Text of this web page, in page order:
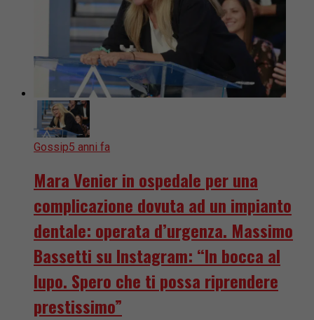
Gossip5 anni fa
Mara Venier in ospedale per una
complicazione dovuta ad un impianto
dentale: operata d’urgenza. Massimo
Bassetti su Instagram: “In bocca al
lupo. Spero che ti possa riprendere
prestissimo”